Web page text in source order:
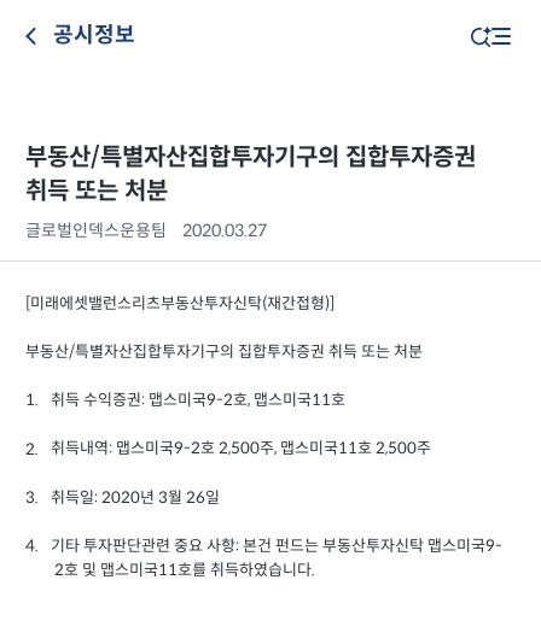
공시정보
부동산/특별자산집합투자기구의 집합투자증권
취득 또는 처분
글로벌인덱스운용팀 2020.03.27
[미래에셋밸런스리츠부동산투자신탁(재간접형)]
부동산/특별자산집합투자기구의 집합투자증권 취득 또는 처분
1. 취득 수익증권: 맵스미국9-2호, 맵스미국11호
2. 취득내역: 맵스미국9-2호 2,500주, 맵스미국11호 2,500주
3. 취득일: 2020년 3월 26일
4.
기타 투자판단관련 중요 사항: 본건 펀드는 부동산투자신탁 맵스미국9-
2호 및 맵스미국11호를 취득하였습니다.